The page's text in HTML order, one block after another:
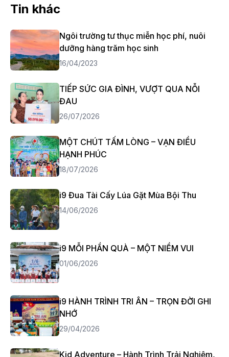
Tin khác
Ngôi trường tư thục miễn học phí, nuôi
dưỡng hàng trăm học sinh
16/04/2023
TIẾP SỨC GIA ĐÌNH, VƯỢT QUA NỖI
ĐAU
26/07/2026
MỘT CHÚT TẤM LÒNG – VẠN ĐIỀU
HẠNH PHÚC
18/07/2026
i9 Đua Tài Cấy Lúa Gặt Mùa Bội Thu
14/06/2026
i9 MỖI PHẦN QUÀ – MỘT NIỀM VUI
01/06/2026
i9 HÀNH TRÌNH TRI ÂN – TRỌN ĐỜI GHI
NHỚ
29/04/2026
Kid Adventure – Hành Trình Trải Nghiệm,